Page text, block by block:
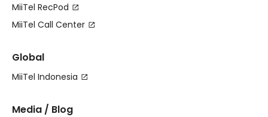
MiiTel RecPod
MiiTel Call Center
Global
MiiTel Indonesia
Media / Blog